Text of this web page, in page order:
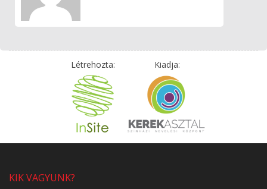
Létrehozta: Kiadja:
KIK VAGYUNK?